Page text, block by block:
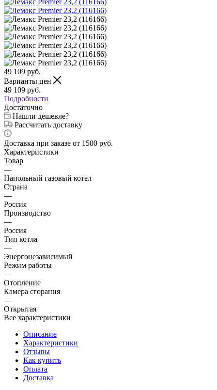
49 109 руб.
Варианты цен
49 109 руб.
Подробности
Достаточно
Нашли дешевле?
Рассчитать доставку
Доставка при заказе от 1500 руб.
Характеристики
Товар
—
Напольный газовый котел
Страна
—
Россия
Производство
—
Россия
Тип котла
—
Энергонезависимый
Режим работы
—
Отопление
Камера сгорания
—
Открытая
Все характеристики
Описание
Характеристики
Отзывы
Как купить
Оплата
Доставка